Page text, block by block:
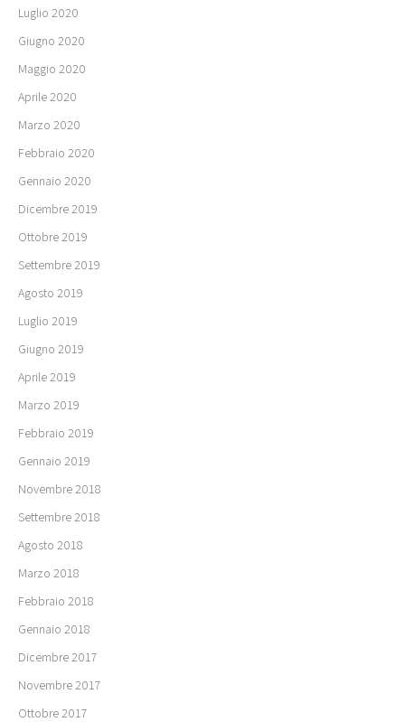
Luglio 2020
Giugno 2020
Maggio 2020
Aprile 2020
Marzo 2020
Febbraio 2020
Gennaio 2020
Dicembre 2019
Ottobre 2019
Settembre 2019
Agosto 2019
Luglio 2019
Giugno 2019
Aprile 2019
Marzo 2019
Febbraio 2019
Gennaio 2019
Novembre 2018
Settembre 2018
Agosto 2018
Marzo 2018
Febbraio 2018
Gennaio 2018
Dicembre 2017
Novembre 2017
Ottobre 2017